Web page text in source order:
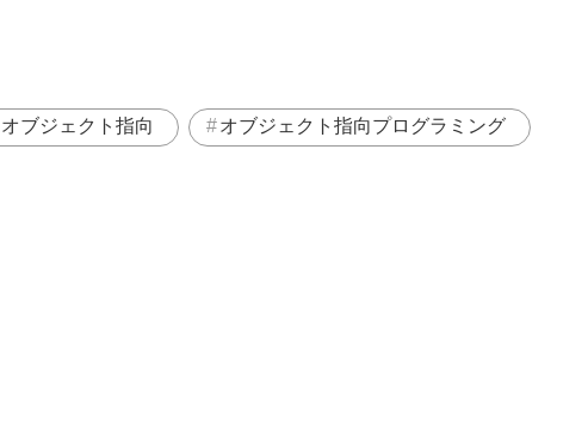
オブジェクト指向 オブジェクト指向プログラミング